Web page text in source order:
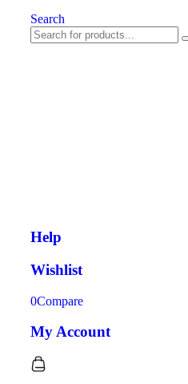
Search
Help
Wishlist
0Compare
My Account